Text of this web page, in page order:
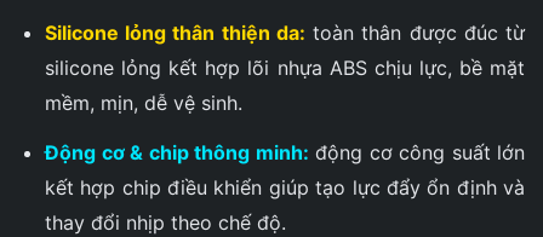
Silicone lỏng thân thiện da: toàn thân được đúc từ
silicone lỏng kết hợp lõi nhựa ABS chịu lực, bề mặt
mềm, mịn, dễ vệ sinh.
Động cơ & chip thông minh: động cơ công suất lớn
kết hợp chip điều khiển giúp tạo lực đẩy ổn định và
thay đổi nhịp theo chế độ.